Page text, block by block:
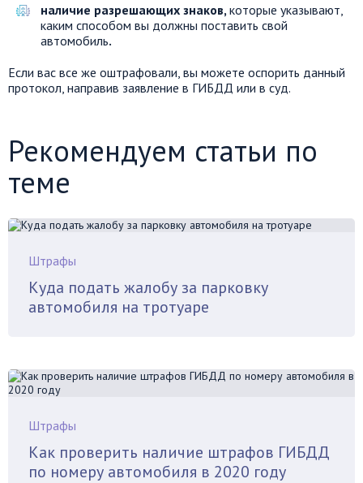
наличие разрешающих знаков, которые указывают,
каким способом вы должны поставить свой
автомобиль.
Если вас все же оштрафовали, вы можете оспорить данный
протокол, направив заявление в ГИБДД или в суд.
Рекомендуем статьи по
теме
Штрафы
Куда подать жалобу за парковку
автомобиля на тротуаре
Штрафы
Как проверить наличие штрафов ГИБДД
по номеру автомобиля в 2020 году